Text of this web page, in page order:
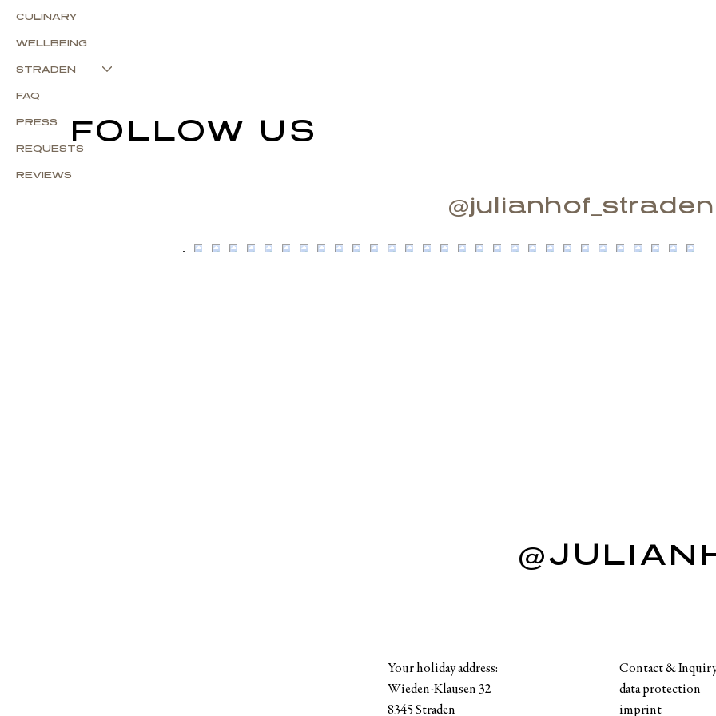
FOLLOW US
@julianhof_straden
Your holiday address:
Wieden-Klausen 32
8345 Straden
Contact &
data protection
imprint
CULINARY
WELLBEING
STRADEN
FAQ
PRESS
REQUESTS
REVIEWS